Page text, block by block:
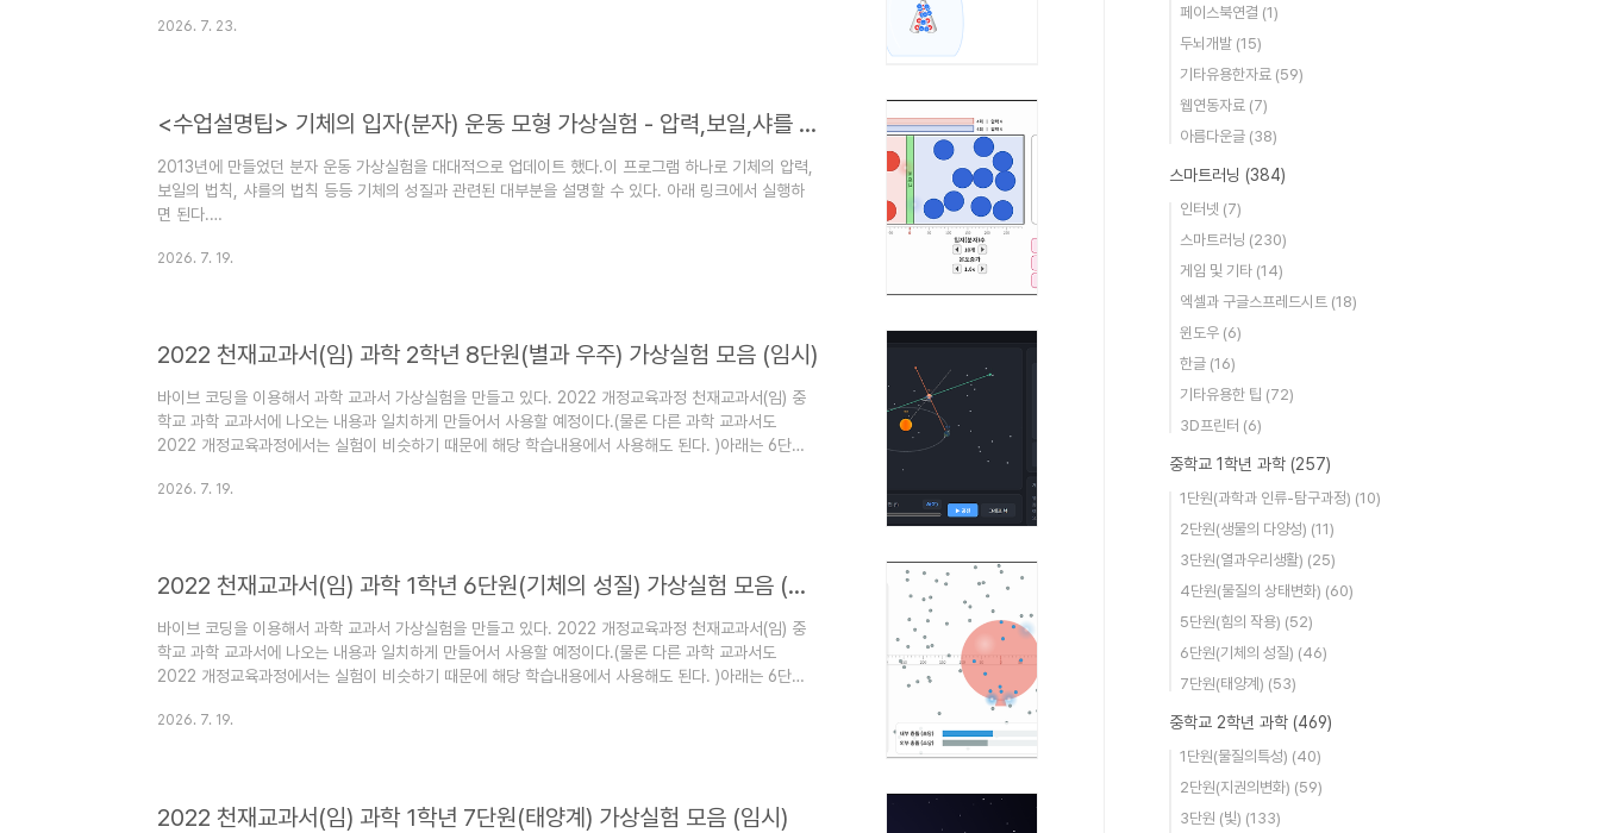
을 수 있다.아래 링크로 들어가면 전자교과서를 바로 볼 수 있습니다.
https://cdata2.tsherpa.co.kr/ebook/tsherpa/22/22ebook_M/EB2022GC2NN_02_80L/viewer/ebook/index.html?
2026. 7. 23.
<수업설명팁> 기체의 입자(분자) 운동 모형 가상실험 - 압력,보일,샤를 법칙 모두 설명
2013년에 만들었던 분자 운동 가상실험을 대대적으로 업데이트 했다.이 프로그램 하나로 기체의 압력,
보일의 법칙, 샤를의 법칙 등등 기체의 성질과 관련된 대부분을 설명할 수 있다. 아래 링크에서 실행하
면 된다.
간에 활용방법 공기를 넣은 풍선을 보여주면서 질문한다. 이 풍선은 왜 더 이상 부풀어 오르지 않는 것
2026. 7. 19.
2022 천재교과서(임) 과학 2학년 8단원(별과 우주) 가상실험 모음 (임시)
바이브 코딩을 이용해서 과학 교과서 가상실험을 만들고 있다. 2022 개정교육과정 천재교과서(임) 중
학교 과학 교과서에 나오는 내용과 일치하게 만들어서 사용할 예정이다.(물론 다른 과학 교과서도
2022 개정교육과정에서는 실험이 비슷하기 때문에 해당 학습내용에서 사용해도 된다. )아래는 6단원
을 수 있다.아래 링크로 들어가면 전자교과서를 바로 볼 수 있습니다.
https://cdata2.tsherpa.co.kr/ebook/tsherpa/22/22ebook_M/EB2022GC2NN_02_80L/viewer/ebook/index.html?
2026. 7. 19.
2022 천재교과서(임) 과학 1학년 6단원(기체의 성질) 가상실험 모음 (임시)
바이브 코딩을 이용해서 과학 교과서 가상실험을 만들고 있다. 2022 개정교육과정 천재교과서(임) 중
학교 과학 교과서에 나오는 내용과 일치하게 만들어서 사용할 예정이다.(물론 다른 과학 교과서도
2022 개정교육과정에서는 실험이 비슷하기 때문에 해당 학습내용에서 사용해도 된다. )아래는 6단원
을 수 있다.아래 링크로 들어가면 전자교과서를 바로 볼 수 있습니다.
https://cdata2.tsherpa.co.kr/ebook/tsherpa/22/22ebook_M/EB2022GC2NN_02_70L/viewer/ebook/index.html?
2026. 7. 19.
2022 천재교과서(임) 과학 1학년 7단원(태양계) 가상실험 모음 (임시)
페이스북연결 (1)
두뇌개발 (15)
기타유용한자료 (59)
웹연동자료 (7)
아름다운글 (38)
스마트러닝 (384)
인터넷 (7)
스마트러닝 (230)
게임 및 기타 (14)
엑셀과 구글스프레드시트 (18)
윈도우 (6)
한글 (16)
기타유용한 팁 (72)
3D프린터 (6)
중학교 1학년 과학 (257)
1단원(과학과 인류-탐구과정) (10)
2단원(생물의 다양성) (11)
3단원(열과우리생활) (25)
4단원(물질의 상태변화) (60)
5단원(힘의 작용) (52)
6단원(기체의 성질) (46)
7단원(태양계) (53)
중학교 2학년 과학 (469)
1단원(물질의특성) (40)
2단원(지권의변화) (59)
3단원 (빛) (133)